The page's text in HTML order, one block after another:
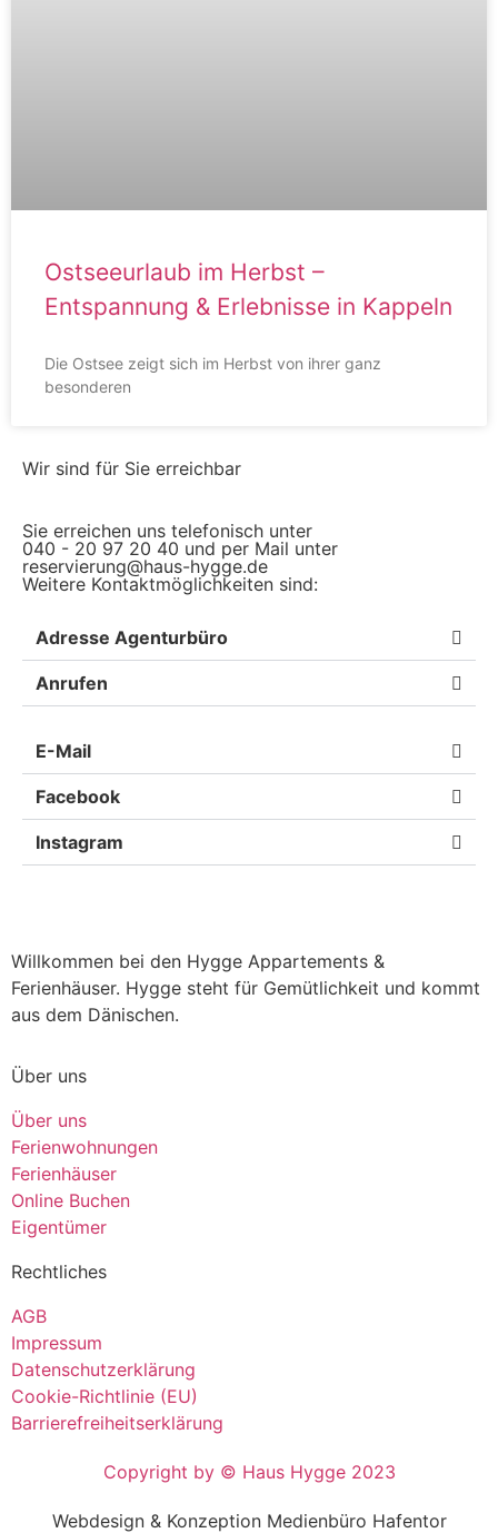
Ostseeurlaub im Herbst –
Entspannung & Erlebnisse in Kappeln
Die Ostsee zeigt sich im Herbst von ihrer ganz
besonderen
Wir sind für Sie erreichbar
Sie erreichen uns telefonisch unter
040 - 20 97 20 40 und per Mail unter
reservierung@haus-hygge.de
Weitere Kontaktmöglichkeiten sind:
Adresse Agenturbüro
Anrufen
E-Mail
Facebook
Instagram
Willkommen bei den Hygge Appartements &
Ferienhäuser. Hygge steht für Gemütlichkeit und kommt
aus dem Dänischen.
Über uns
Über uns
Ferienwohnungen
Ferienhäuser
Online Buchen
Eigentümer
Rechtliches
AGB
Impressum
Datenschutzerklärung
Cookie-Richtlinie (EU)
Barrierefreiheitserklärung
Copyright by © Haus Hygge 2023
Webdesign & Konzeption Medienbüro Hafentor